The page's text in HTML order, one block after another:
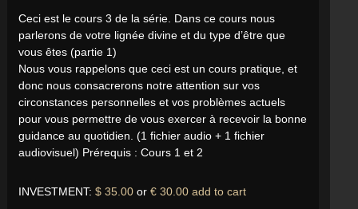
Ceci est le cours 3 de la série. Dans ce cours nous
parlerons de votre lignée divine et du type d’être que
vous êtes (partie 1)
Nous vous rappelons que ceci est un cours pratique, et
donc nous consacrerons notre attention sur vos
circonstances personnelles et vos problèmes actuels
pour vous permettre de vous exercer à recevoir la bonne
guidance au quotidien. (1 fichier audio + 1 fichier
audiovisuel) Prérequis : Cours 1 et 2
INVESTMENT: $ 35.00 or € 30.00 add to cart